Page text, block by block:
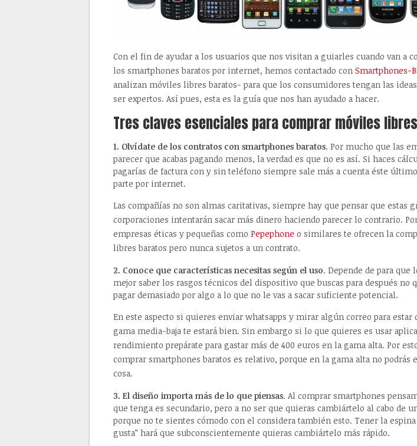
Con el fin de ayudar a los usuarios que nos visitan a guiarles cuando van a
los smartphones baratos por internet, hemos contactado con Smartphones-
analizan móviles libres baratos- para que los consumidores tengan las
ser expertos. Así pues, esta es la guía que nos han ayudado a hacer.
Tres claves esenciales para comprar móviles
1. Olvídate de los contratos con smartphones baratos. Por mucho que las
parecer que acabas pagando menos, la verdad es que no es así. Si haces
pagarías de factura con y sin teléfono siempre sale más a cuenta éste
parte por internet.
Las compañías no son almas caritativas, siempre hay que pensar que estas
corporaciones intentarán sacar más dinero haciendo parecer lo contrario.
empresas éticas y pequeñas como Pepephone o similares te ofrecen la
libres baratos pero nunca sujetos a un contrato.
2. Conoce que características necesitas según el uso. Depende de para que
mejor saber los rasgos técnicos del dispositivo que buscas para después no
pagar demasiado por algo a lo que no le vas a sacar suficiente potencial.
En este aspecto si quieres enviar whatsapps y mirar algún correo para estar
gama media-baja te estará bien. Sin embargo si lo que quieres es usar
rendimiento prepárate para gastar más de 400 euros en la gama alta. Por
comprar smartphones baratos es relativo, porque en la gama alta no podrás
cosa.
3. El diseño importa más de lo que piensas. Al comprar smartphones
que tenga es secundario, pero a no ser que quieras cambiártelo al cabo de
porque no te sientes cómodo con el considera también esto. Tener la
gusta” hará que subconscientemente quieras cambiártelo más rápido.